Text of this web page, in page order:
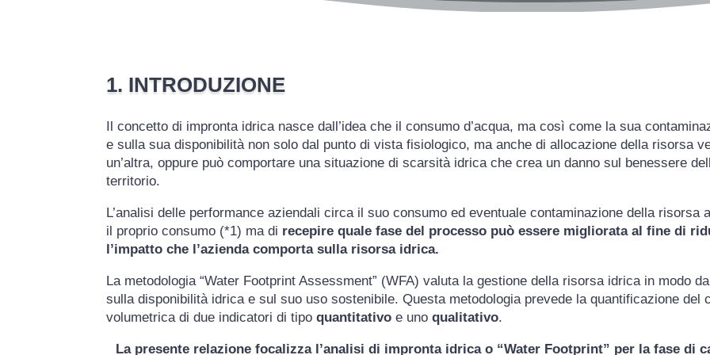
1. INTRODUZIONE
Il concetto di impronta idrica nasce dall’idea che il consumo d’acqua, ma così come la sua
e sulla sua disponibilità non solo dal punto di vista fisiologico, ma anche di allocazione della risorsa
un’altra, oppure può comportare una situazione di scarsità idrica che crea un danno sul benessere
territorio.
L’analisi delle performance aziendali circa il suo consumo ed eventuale contaminazione della risorsa
il proprio consumo (*1) ma di recepire quale fase del processo può essere migliorata al fine di
l’impatto che l’azienda comporta sulla risorsa idrica.
La metodologia “Water Footprint Assessment” (WFA) valuta la gestione della risorsa idrica in modo
sulla disponibilità idrica e sul suo uso sostenibile. Questa metodologia prevede la quantificazione del
volumetrica di due indicatori di tipoquantitativo e uno qualitativo.
La presente relazione focalizza l’analisi di impronta idrica o “Water Footprint” per la fase di